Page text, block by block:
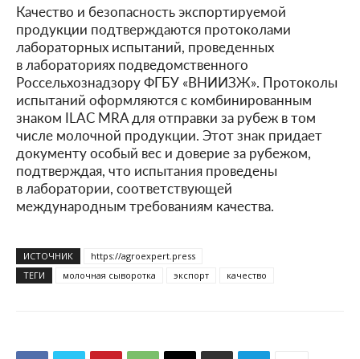
Качество и безопасность экспортируемой
продукции подтверждаются протоколами
лабораторных испытаний, проведенных
в лабораториях подведомственного
Россельхознадзору ФГБУ «ВНИИЗЖ». Протоколы
испытаний оформляются с комбинированным
знаком ILAC MRA для отправки за рубеж в том
числе молочной продукции. Этот знак придает
документу особый вес и доверие за рубежом,
подтверждая, что испытания проведены
в лаборатории, соответствующей
международным требованиям качества.
ИСТОЧНИК
https://agroexpert.press
ТЕГИ
молочная сыворотка экспорт качество